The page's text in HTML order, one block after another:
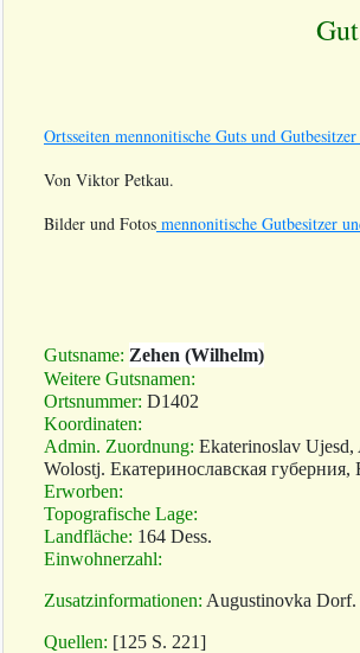
Ortsseiten mennonitische Guts und
Von Viktor Petkau.
Bilder und Fotos mennonitische Gutbesitzer
Gutsname: Zehen (Wilhelm)
Weitere Gutsnamen:
Ortsnummer: D1402
Koordinaten:
Admin. Zuordnung: Ekaterinoslav
Wolostj. Екатеринославская
Erworben:
Topografische Lage:
Landfläche: 164 Dess.
Einwohnerzahl:
Zusatzinformationen: Augustinovka Dorf.
Quellen: [125 S. 221]